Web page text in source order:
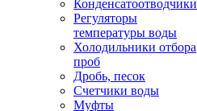
Конденсатоотводчики
Регуляторы
температуры воды
Холодильники отбора
проб
Дробь, песок
Счетчики воды
Муфты